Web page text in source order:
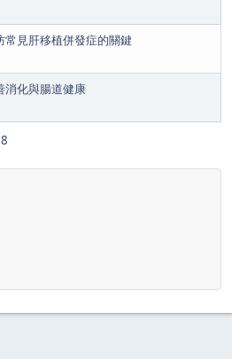
見肝移植併發症的關鍵
消化與腸道健康
8